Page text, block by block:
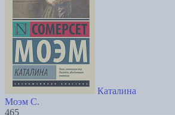
Каталина
Моэм С.
465